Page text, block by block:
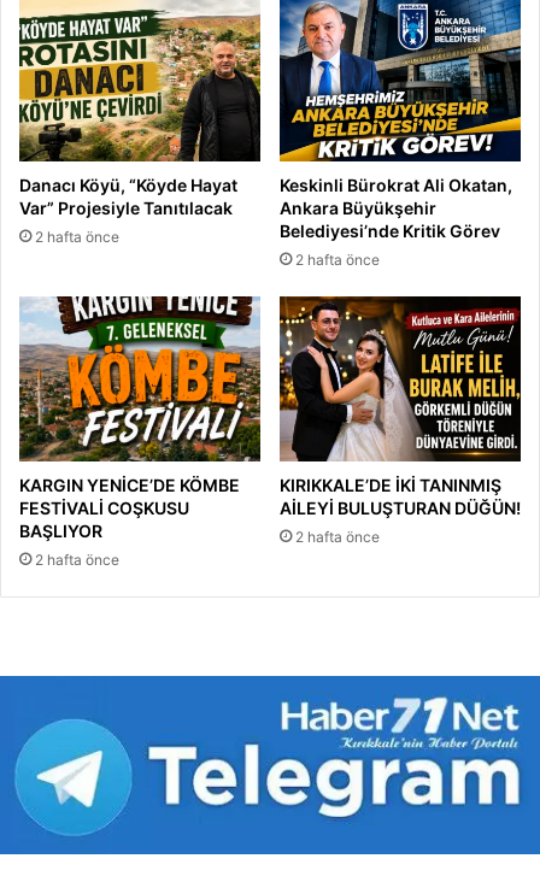
Danacı Köyü, “Köyde Hayat
Var” Projesiyle Tanıtılacak
2 hafta önce
Keskinli Bürokrat Ali Okatan,
Ankara Büyükşehir
Belediyesi’nde Kritik Görev
2 hafta önce
KARGIN YENİCE’DE KÖMBE
FESTİVALİ COŞKUSU
BAŞLIYOR
2 hafta önce
KIRIKKALE’DE İKİ TANINMIŞ
AİLEYİ BULUŞTURAN DÜĞÜN!
2 hafta önce